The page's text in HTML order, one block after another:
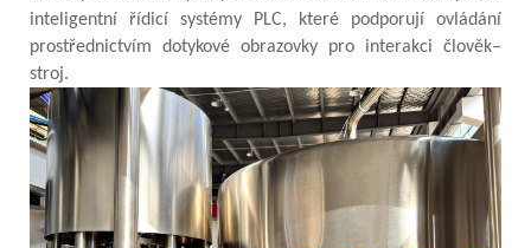
inteligentní řídicí systémy PLC, které podporují ovládání
prostřednictvím dotykové obrazovky pro interakci člověk–
stroj.